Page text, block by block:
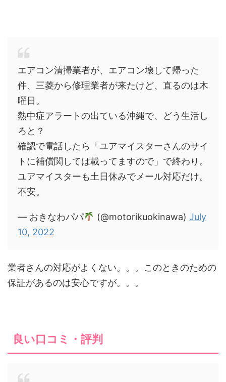
エアコン清掃業者が、エアコン壊して帰った
件、三菱から修理業者が来たけど、直るのは木
曜日。
熱中症アラートの出ている沖縄で、どう生活し
ろと？
確認で電話したら「ユアマイスターさんのサイ
トに補償関しては載ってますので」で終わり。
ユアマイスターも土日休みでメール対応だけ。
不安。
— おきなわパパ (@motorikuokinawa) July
10, 2022
業者さんの対応がよくない。。。このときのための
保証があるのは安心ですが。。。
良い口コミ・評判